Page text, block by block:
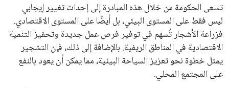
تسعى الحكومة من خلال هذه المبادرة إلى إحداث تغيير إيجابي
ليس فقط على المستوى البيئي، بل أيضًا على المستوى الاقتصادي.
فزراعة الأشجار تُسهم في توفير فرص عمل جديدة وتحفيز التنمية
الاقتصادية في المناطق الريفية. بالإضافة إلى ذلك، فإن التشجير
يمثل خطوة نحو تعزيز السياحة البيئية، مما يمكن أن يعود بالنفع
على المجتمع المحلي.